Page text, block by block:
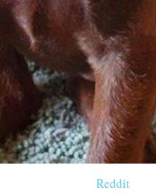
Reddit